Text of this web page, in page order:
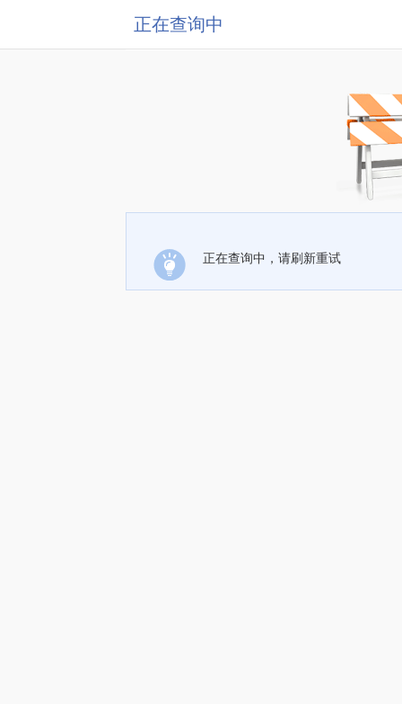
正在查询中
正在查询中，请刷新重试